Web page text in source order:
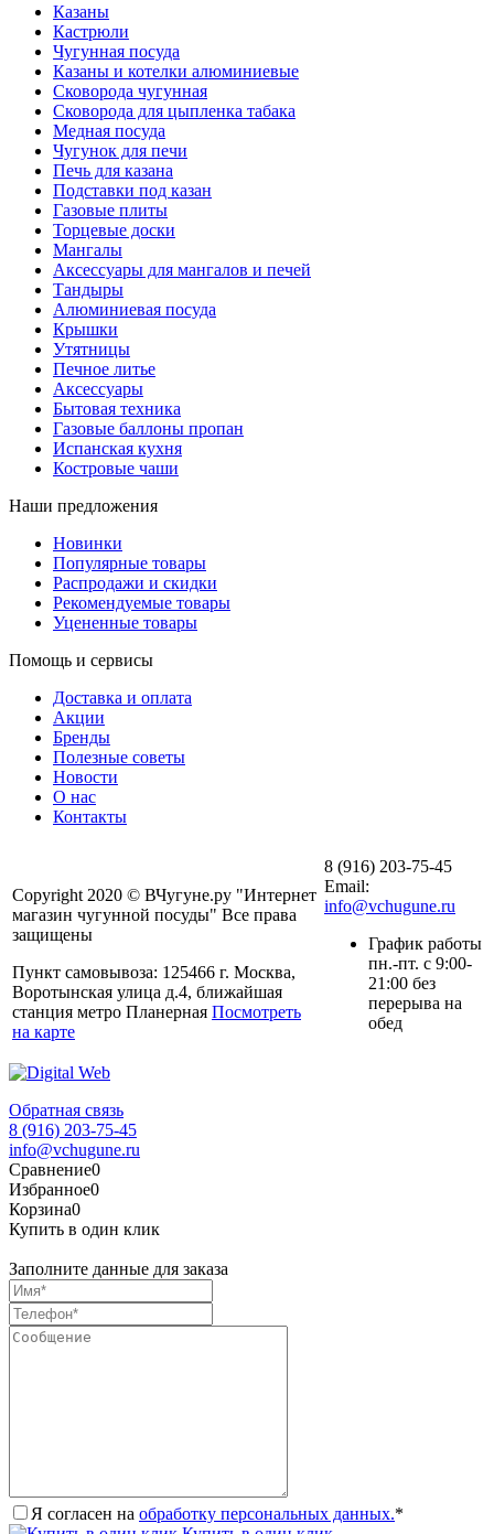
Казаны
Кастрюли
Чугунная посуда
Казаны и котелки алюминиевые
Сковорода чугунная
Сковорода для цыпленка табака
Медная посуда
Чугунок для печи
Печь для казана
Подставки под казан
Газовые плиты
Торцевые доски
Мангалы
Аксессуары для мангалов и печей
Тандыры
Алюминиевая посуда
Крышки
Утятницы
Печное литье
Аксессуары
Бытовая техника
Газовые баллоны пропан
Испанская кухня
Костровые чаши
Наши предложения
Новинки
Популярные товары
Распродажи и скидки
Рекомендуемые товары
Уцененные товары
Помощь и сервисы
Доставка и оплата
Акции
Бренды
Полезные советы
Новости
О нас
Контакты
Copyright 2020 © ВЧугуне.ру "Интернет
магазин чугунной посуды" Все права
защищены
Пункт самовывоза: 125466 г. Москва,
Воротынская улица д.4, ближайшая
станция метро Планерная Посмотреть
на карте
8 (916) 203-75-45
Email:
info@vchugune.ru
График работы
пн.-пт. с 9:00-
21:00 без
перерыва на
обед
Обратная связь
8 (916) 203-75-45
info@vchugune.ru
Сравнение0
Избранное0
Корзина0
Купить в один клик
Заполните данные для заказа
Я согласен на обработку персональных данных.*